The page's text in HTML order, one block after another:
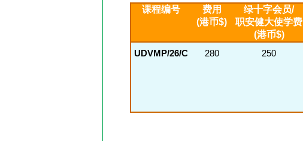
课程编号
费用
(港币$)
绿十字会员/
职安健大使学费
(港币$)
UDVMP/26/C 280 250